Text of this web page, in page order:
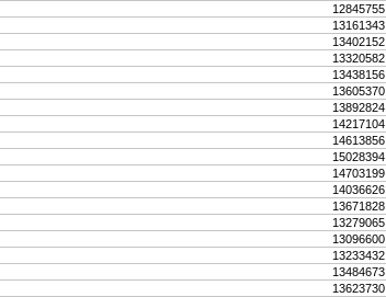
12845755
13161343
13402152
13320582
13438156
13605370
13892824
14217104
14613856
15028394
14703199
14036626
13671828
13279065
13096600
13233432
13484673
13623730